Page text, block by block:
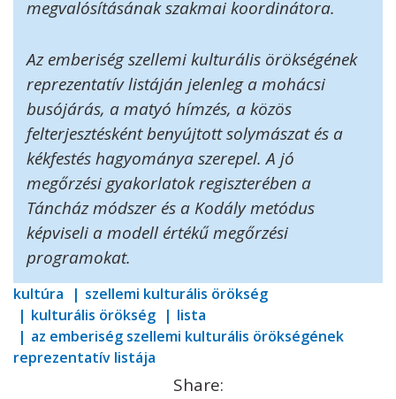
megvalósításának szakmai koordinátora.
Az emberiség szellemi kulturális örökségének
reprezentatív listáján jelenleg a mohácsi
busójárás, a matyó hímzés, a közös
felterjesztésként benyújtott solymászat és a
kékfestés hagyománya szerepel. A jó
megőrzési gyakorlatok regiszterében a
Táncház módszer és a Kodály metódus
képviseli a modell értékű megőrzési
programokat.
kultúra
szellemi kulturális örökség
kulturális örökség
lista
az emberiség szellemi kulturális örökségének
reprezentatív listája
Share: